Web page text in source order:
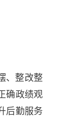
、整改整
确政绩观
后勤服务